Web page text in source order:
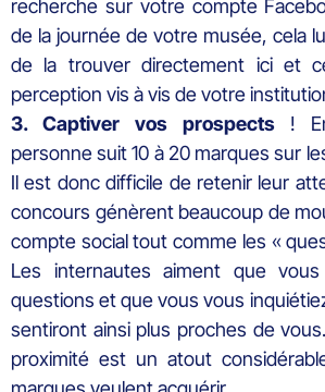
recherche sur votre compte
de la journée de votre musée, cela
de la trouver directement ici et
perception vis à vis de votre
3. Captiver vos prospects !
personne suit 10 à 20 marques sur
Il est donc difficile de retenir leur
concours génèrent beaucoup de
compte social tout comme les «
Les internautes aiment que
questions et que vous vous
sentiront ainsi plus proches de
proximité est un atout